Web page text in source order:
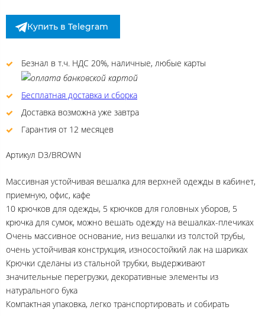
Купить в Telegram
Безнал в т.ч. НДС 20%, наличные, любые карты
Бесплатная доставка и сборка
Доставка возможна уже завтра
Гарантия от 12 месяцев
Артикул D3/BROWN
Массивная устойчивая вешалка для верхней одежды в кабинет,
приемную, офис, кафе
10 крючков для одежды, 5 крючков для головных уборов, 5
крючка для сумок, можно вешать одежду на вешалках-плечиках
Очень массивное основание, низ вешалки из толстой трубы,
очень устойчивая конструкция, износостойкий лак на шариках
Крючки сделаны из стальной трубки, выдерживают
значительные перегрузки, декоративные элементы из
натурального бука
Компактная упаковка, легко транспортировать и собирать